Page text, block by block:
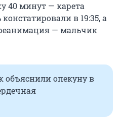
40 минут — карета
в 19:35, а
— мальчик
объяснили опекуну в